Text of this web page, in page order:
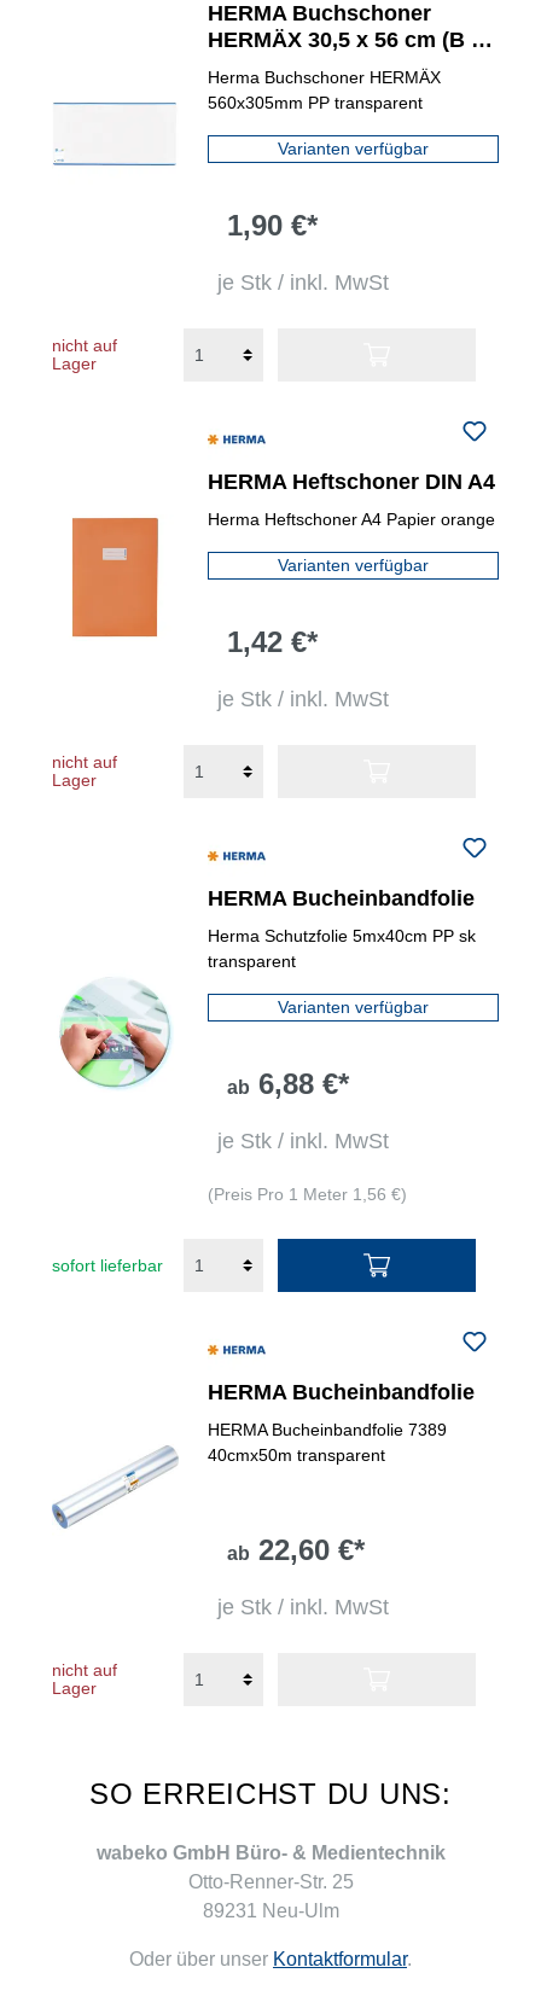
HERMA Buchschoner
HERMÄX 30,5 x 56 cm (B x
H) transparent
Herma Buchschoner HERMÄX
560x305mm PP transparent
Varianten verfügbar
1,90 €*
je Stk / inkl. MwSt
nicht auf
Lager
HERMA Heftschoner DIN A4
Herma Heftschoner A4 Papier orange
Varianten verfügbar
1,42 €*
je Stk / inkl. MwSt
nicht auf
Lager
HERMA Bucheinbandfolie
Herma Schutzfolie 5mx40cm PP sk
transparent
Varianten verfügbar
ab 6,88 €*
je Stk / inkl. MwSt
(Preis Pro 1 Meter 1,56 €)
sofort lieferbar
HERMA Bucheinbandfolie
HERMA Bucheinbandfolie 7389
40cmx50m transparent
ab 22,60 €*
je Stk / inkl. MwSt
nicht auf
Lager
SO ERREICHST DU UNS:
wabeko GmbH Büro- & Medientechnik
Otto-Renner-Str. 25
89231 Neu-Ulm
Oder über unser Kontaktformular.